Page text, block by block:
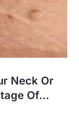
Neck Or
Of...